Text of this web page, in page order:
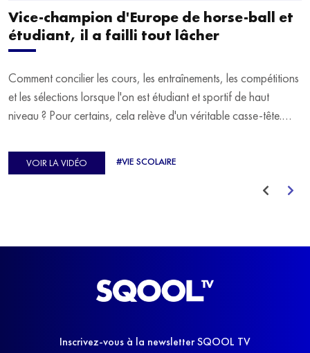
Vice-champion d'Europe de horse-ball et
étudiant, il a failli tout lâcher
Comment concilier les cours, les entraînements, les compétitions
et les sélections lorsque l'on est étudiant et sportif de haut
niveau ? Pour certains, cela relève d'un véritable casse-tête.
d'Europe de Horse-ball, qui a failli abandonner ses études
avant de trouver un nouvel équilibre.
VOIR LA VIDÉO #VIE SCOLAIRE
Inscrivez-vous à la newsletter SQOOL TV